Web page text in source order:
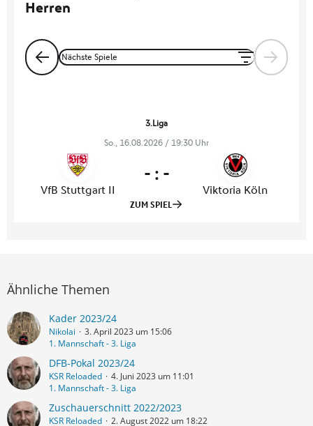
Ähnliche Themen
Kader 2023/24
Nikolai
3. April 2023 um 15:06
1. Mannschaft - 3. Liga
DFB-Pokal 2023/24
KSR Reloaded
4. Juni 2023 um 11:01
1. Mannschaft - 3. Liga
Zuschauerschnitt 2022/2023
KSR Reloaded 2. August 2022 um 18:22